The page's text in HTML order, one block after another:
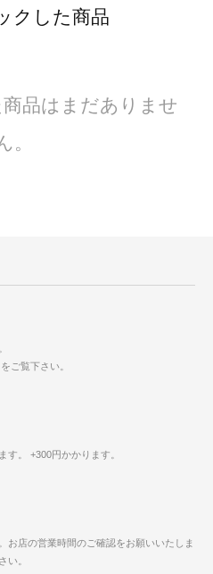
クした商品
品はまだありませ
。
をご覧下さい。
す。 +300円かかります。
お店の営業時間のご確認をお願いいたしま
い。